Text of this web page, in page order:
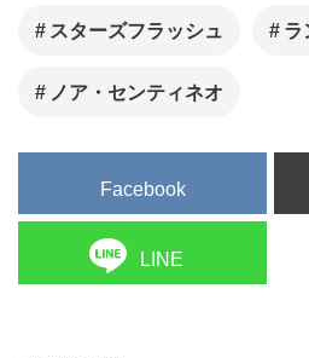
スターズフラッシュ ラ
ノア・センティネオ
Facebook
LINE